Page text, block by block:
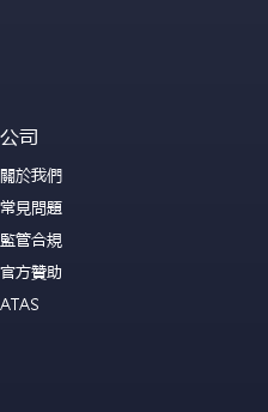
公司
關於我們
常見問題
監管合規
官方贊助
ATAS